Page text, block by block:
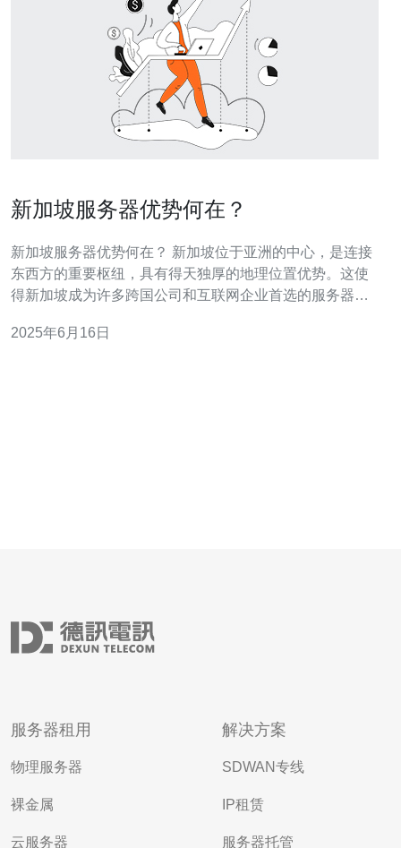
新加坡服务器优势何在？
新加坡服务器优势何在？ 新加坡位于亚洲的中心，是连接
东西方的重要枢纽，具有得天独厚的地理位置优势。这使
得新加坡成为许多跨国公司和互联网企业首选的服务器托
速互联网连接、多个国际海底光缆和数据中心。这保证了
2025年6月16日
服务器租用
物理服务器
裸金属
云服务器
解决方案
SDWAN专线
IP租赁
服务器托管